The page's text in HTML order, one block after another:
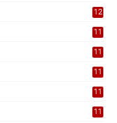
12
11
11
11
11
11